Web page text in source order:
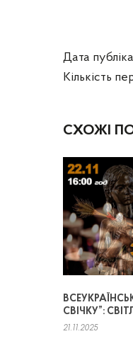
Дата
Кількість
СХОЖІ
СВІЧКУ”:
21.11.2025